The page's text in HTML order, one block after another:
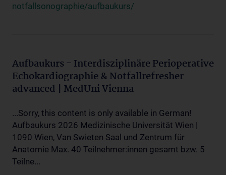
notfallsonographie/aufbaukurs/
Aufbaukurs - Interdisziplinäre Perioperative
Echokardiographie & Notfallrefresher
advanced | MedUni Vienna
...Sorry, this content is only available in German!
Aufbaukurs 2026 Medizinische Universität Wien |
1090 Wien, Van Swieten Saal und Zentrum für
Anatomie Max. 40 Teilnehmer:innen gesamt bzw. 5
Teilne...